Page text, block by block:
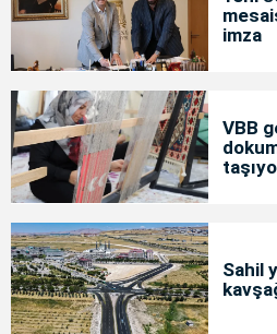
imza
VBB
Sahil